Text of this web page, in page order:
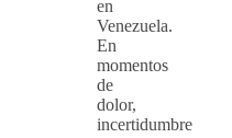
en
Venezuela.
En
momentos
de
dolor,
incertidumbre